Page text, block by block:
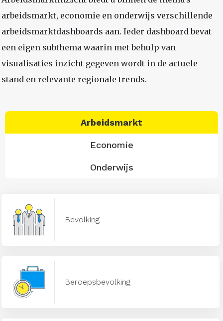
arbeidsmarkt, economie en onderwijs verschillende
arbeidsmarktdashboards aan. Ieder dashboard bevat
een eigen subthema waarin met behulp van
visualisaties inzicht gegeven wordt in de actuele
stand en relevante regionale trends.
Arbeidsmarkt
Economie
Onderwijs
Bevolking
Beroepsbevolking